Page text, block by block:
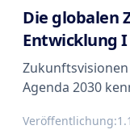
Die globalen
Entwicklung I
Agenda 2030
Veröffentlichung: